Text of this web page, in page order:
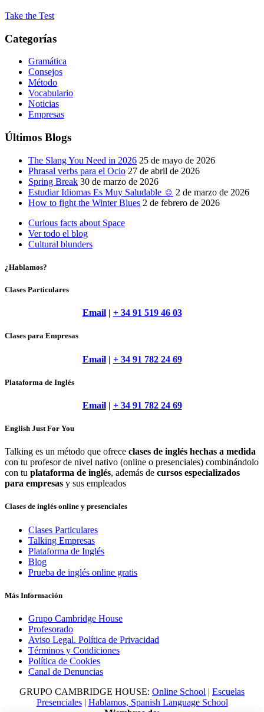
Take the Test
Categorías
Gramática
Consejos
Método
Vocabulario
Noticias
Empresas
Últimos Blogs
The Slang You Need in 2026 25 de mayo de 2026
Phrasal verbs para el Ocio 27 de abril de 2026
Spring Break 30 de marzo de 2026
Estudiar Idiomas Es Muy Saludable ☺ 2 de marzo de 2026
How to fight the Winter Blues 2 de febrero de 2026
Curious facts about Space
Ver todo el blog
Cultural blunders
¿Hablamos?
Clases Particulares
Email| + 34 91 519 46 03
Clases para Empresas
Email| + 34 91 782 24 69
Plataforma de Inglés
Email| + 34 91 782 24 69
English Just For You
Talking es un método que ofrece clases de inglés hechas a medida
con tu profesor de nivel nativo (online o presenciales) combinándolo
con tu plataforma de inglés, además de cursos especializados
para empresas y sus empleados
Clases de inglés online y presenciales
Clases Particulares
Talking Empresas
Plataforma de Inglés
Blog
Prueba de inglés online gratis
Más Información
Grupo Cambridge House
Profesorado
Aviso Legal. Política de Privacidad
Términos y Condiciones
Política de Cookies
Canal de Denuncias
GRUPO CAMBRIDGE HOUSE: Online School | Escuelas
Presenciales| Hablamos, Spanish Language School